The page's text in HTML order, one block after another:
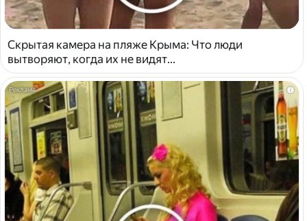
Скрытая камера на пляже Крыма: Что люди
вытворяют, когда их не видят...
i